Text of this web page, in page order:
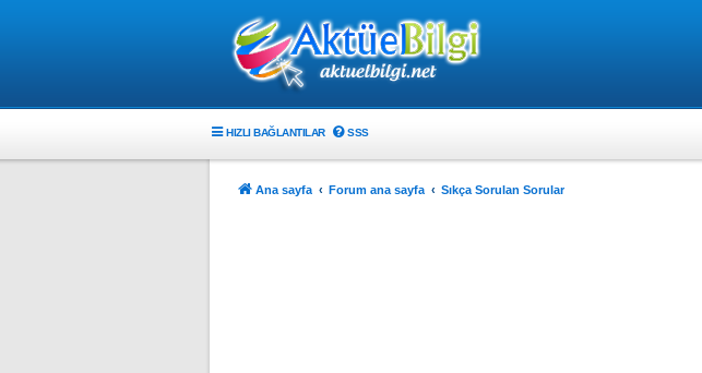
HIZLI BAĞLANTILAR SSS
Ana sayfa Forum ana sayfa Sıkça Sorulan Sorular